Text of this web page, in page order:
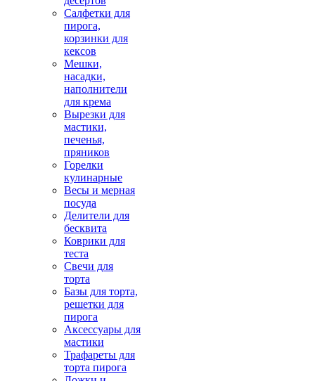
Салфетки для
пирога,
корзинки для
кексов
Мешки,
насадки,
наполнители
для крема
Вырезки для
мастики,
печенья,
пряников
Горелки
кулинарные
Весы и мерная
посуда
Делители для
бесквита
Коврики для
теста
Свечи для
торта
Базы для торта,
решетки для
пирога
Аксессуары для
мастики
Трафареты для
торта пирога